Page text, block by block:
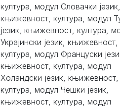
култура, модул Словачки језик,
књижевност, култура, модул
језик, књижевност, култура,
Украјински језик, књижевност,
култура, модул Француски
књижевност, култура, модул
Холандски језик, књижевност,
култура, модул Чешки језик,
књижевност, култура, модул